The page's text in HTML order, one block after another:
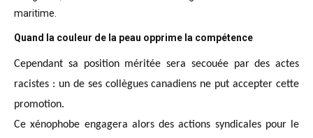
maritime.
Quand la couleur de la peau opprime la compétence
Cependant sa position méritée sera secouée par des actes
racistes : un de ses collègues canadiens ne put accepter cette
promotion.
Ce xénophobe engagera alors des actions syndicales pour le